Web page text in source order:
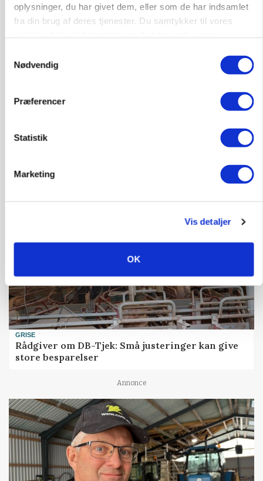
oplysninger, du har givet dem, eller som de har indsamlet
fra din brug af deres tjenester. Du samtykker til vores
Nødvendig
Præferencer
Statistik
Marketing
Vis detaljer
OK
Prisgab på 20 kroner pr. kg vokser: Polsk kylling
GRISE
Rådgiver om DB-Tjek: Små justeringer kan give
store besparelser
Annonce